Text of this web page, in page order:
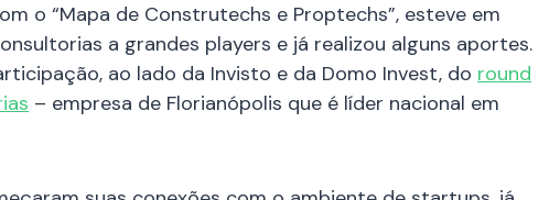
o “Mapa de Construtechs e Proptechs”, esteve em
a grandes players e já realizou alguns aportes.
ao lado da Invisto e da Domo Invest, do round
– empresa de Florianópolis que é líder nacional em